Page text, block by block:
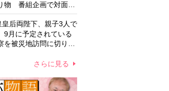
物 番組企画で対面し
が、夢と希望を与える
「うれしくて号泣しま
皇后両陛下、親子3人で
月に予定されている
を被災地訪問に切り替
受け継ぐ“国民への寄
さらに見る